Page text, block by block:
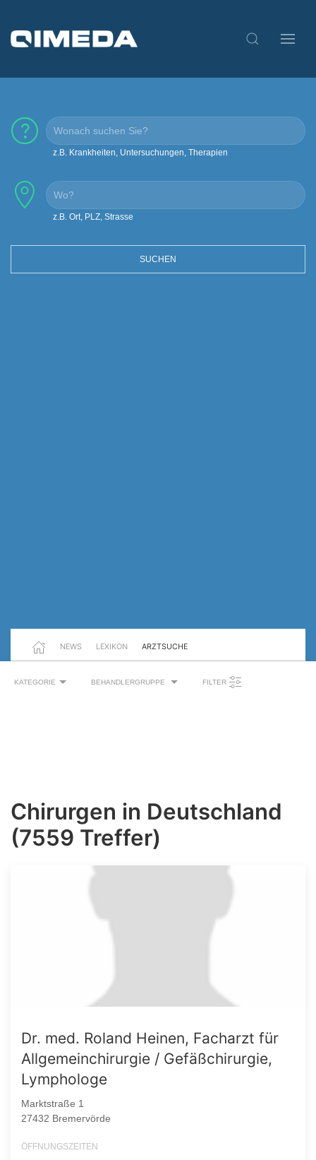
z.B. Krankheiten, Untersuchungen, Therapien
z.B. Ort, PLZ, Strasse
SUCHEN
NEWS LEXIKON ARZTSUCHE
KATEGORIE BEHANDLERGRUPPE FILTER
Chirurgen in Deutschland
(7559 Treffer)
Dr. med. Roland Heinen, Facharzt für
Allgemeinchirurgie / Gefäßchirurgie,
Lymphologe
Marktstraße 1
27432 Bremervörde
ÖFFNUNGSZEITEN